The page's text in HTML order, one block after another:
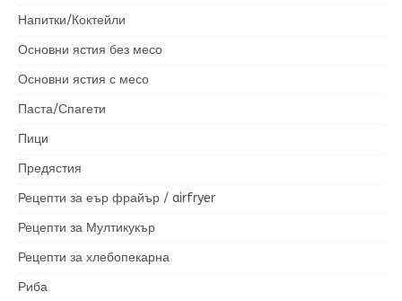
Напитки/Коктейли
Основни ястия без месо
Основни ястия с месо
Паста/Спагети
Пици
Предястия
Рецепти за еър фрайър / airfryer
Рецепти за Мултикукър
Рецепти за хлебопекарна
Риба